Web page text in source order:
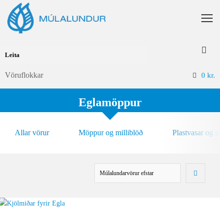
Vöruflokkar 0 kr.
Eglamöppur
Allar vörur Möppur og milliblöð Plastvasar og